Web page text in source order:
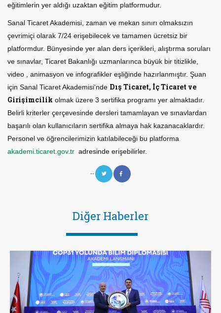
eğitimlerin yer aldığı uzaktan eğitim platformudur.
Sanal Ticaret Akademisi, zaman ve mekan sınırı olmaksızın
çevrimiçi olarak 7/24 erişebilecek ve tamamen ücretsiz bir
platformdur. Bünyesinde yer alan ders içerikleri, alıştırma soruları
ve sınavlar, Ticaret Bakanlığı uzmanlarınca büyük bir titizlikle,
video , animasyon ve infografikler eşliğinde hazırlanmıştır. Şuan
için Sanal Ticaret Akademisi'nde Dış Ticaret, İç Ticaret ve
Girişimcilik olmak üzere 3 sertifika programı yer almaktadır.
Belirli kriterler çerçevesinde dersleri tamamlayan ve sınavlardan
başarılı olan kullanıcıların sertifika almaya hak kazanacaklardır.
Personel ve öğrencilerimizin katılabileceği bu platforma
akademi.ticaret.gov.tr adresinde erişebilirler.
--
Diğer Haberler